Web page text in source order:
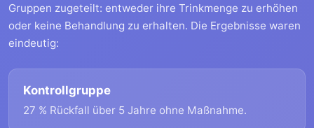
Gruppen zugeteilt: entweder ihre Trinkmenge zu erhöhen
oder keine Behandlung zu erhalten. Die Ergebnisse waren
eindeutig:
Kontrollgruppe
27 % Rückfall über 5 Jahre ohne Maßnahme.